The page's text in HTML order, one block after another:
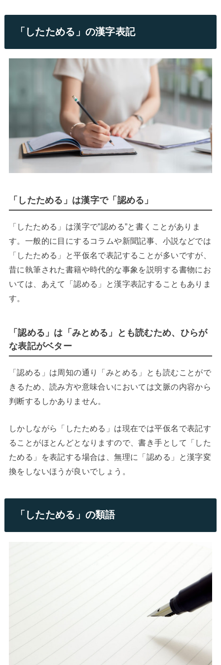
「したためる」の漢字表記
「したためる」は漢字で「認める」
「したためる」は漢字で”認める”と書くことがありま
す。一般的に目にするコラムや新聞記事、小説などでは
「したためる」と平仮名で表記することが多いですが、
昔に執筆された書籍や時代的な事象を説明する書物にお
いては、あえて「認める」と漢字表記することもありま
す。
「認める」は「みとめる」とも読むため、ひらが
な表記がベター
「認める」は周知の通り「みとめる」とも読むことがで
きるため、読み方や意味合いにおいては文脈の内容から
判断するしかありません。
しかしながら「したためる」は現在では平仮名で表記す
ることがほとんどとなりますので、書き手として「した
ためる」を表記する場合は、無理に「認める」と漢字変
換をしないほうが良いでしょう。
「したためる」の類語